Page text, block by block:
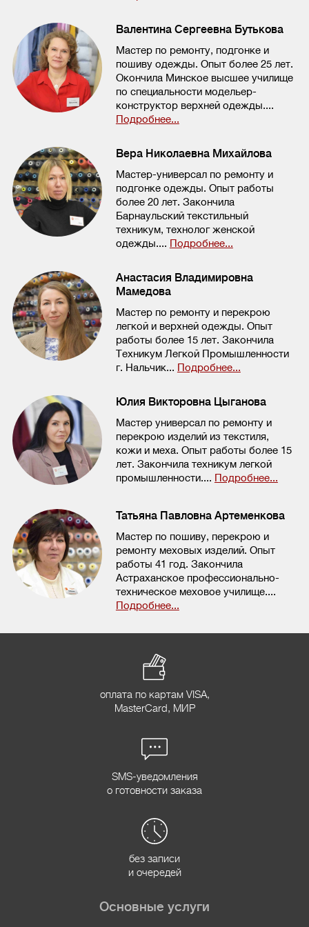
Валентина Сергеевна Бутькова
Мастер по ремонту, подгонке и
пошиву одежды. Опыт более 25 лет.
Окончила Минское высшее училище
по специальности модельер-
конструктор верхней одежды....
Подробнее...
Вера Николаевна Михайлова
Мастер-универсал по ремонту и
подгонке одежды. Опыт работы
более 20 лет. Закончила
Барнаульский текстильный
техникум, технолог женской
одежды.... Подробнее...
Анастасия Владимировна
Мамедова
Мастер по ремонту и перекрою
легкой и верхней одежды. Опыт
работы более 15 лет. Закончила
Техникум Легкой Промышленности
г. Нальчик... Подробнее...
Юлия Викторовна Цыганова
Мастер универсал по ремонту и
перекрою изделий из текстиля,
кожи и меха. Опыт работы более 15
лет. Закончила техникум легкой
промышленности.... Подробнее...
Татьяна Павловна Артеменкова
Мастер по пошиву, перекрою и
ремонту меховых изделий. Опыт
работы 41 год. Закончила
Астраханское профессионально-
техническое меховое училище....
Подробнее...
оплата по картам VISA,
MasterCard, МИР
SMS-уведомления
о готовности заказа
без записи
и очередей
Основные услуги